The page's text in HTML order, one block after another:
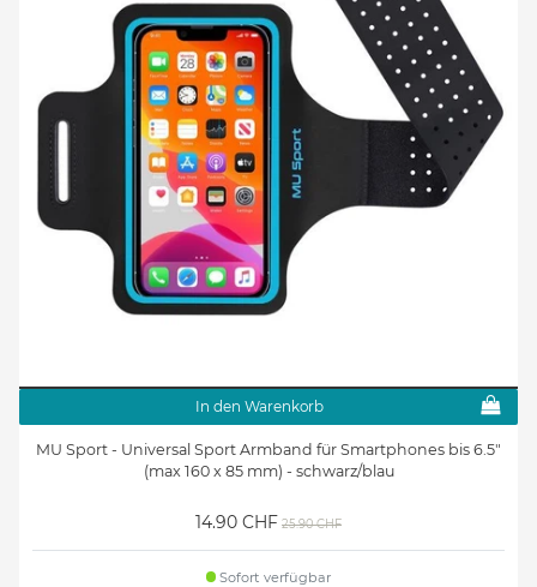
In den Warenkorb
MU Sport - Universal Sport Armband für Smartphones bis 6.5"
(max 160 x 85 mm) - schwarz/blau
14.90 CHF 25.90 CHF
Sofort verfügbar